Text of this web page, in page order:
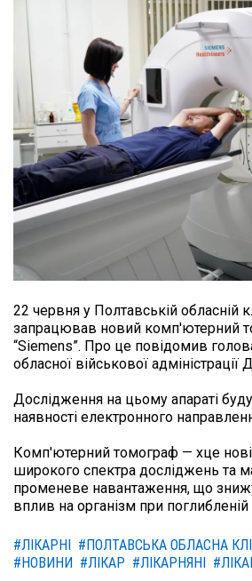
22 червня у Полтавській обласній
запрацював новий комп'ютерний
“Siemens”. Про це повідомив
обласної військової адміністрації
Дослідження на цьому апараті
наявності електронного
Комп'ютерний томограф — хце
широкого спектра досліджень та
променеве навантаження, що
вплив на організм при поглибленій
#ЛІКАРНІ #ПОЛТАВСЬКА ОБЛАСНА
#НОВИНИ #ЛІКАР #ЛІКАРНЯНІ